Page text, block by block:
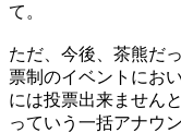
て。
ただ、今後、茶熊だ
票制のイベントにお
には投票出来ません
っていう一括アナウ